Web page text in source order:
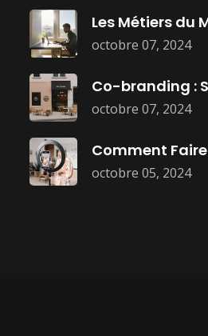
octobre 07, 2024
octobre 07, 2024
octobre 05, 2024